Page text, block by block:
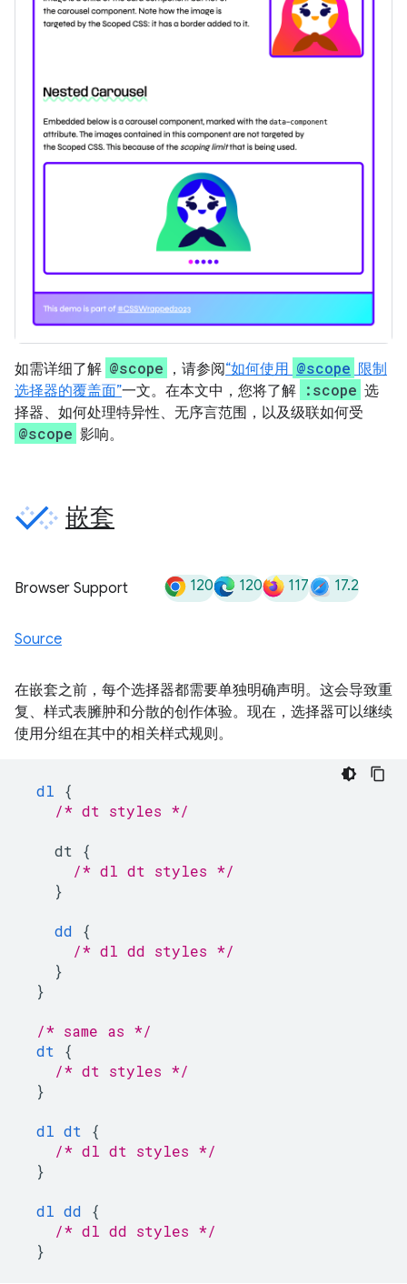
如需详细了解 @scope ，请参阅“如何使用 @scope 限制
选择器的覆盖面”一文。在本文中，您将了解 :scope 选
择器、如何处理特异性、无序言范围，以及级联如何受
@scope 影响。
嵌套
Browser Support 120 120 117 17.2
Source
在嵌套之前，每个选择器都需要单独明确声明。这会导致重
复、样式表臃肿和分散的创作体验。现在，选择器可以继续
使用分组在其中的相关样式规则。
dl
{
/* dt styles */
dt
{
/* dl dt styles */
}
dd
{
/* dl dd styles */
}
}
/* same as */
dt
{
/* dt styles */
}
dl dt
{
/* dl dt styles */
}
dl dd
{
/* dl dd styles */
}